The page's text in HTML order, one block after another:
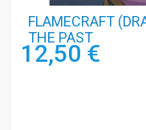
FLAMECRAFT
THE PAST
12,50 €